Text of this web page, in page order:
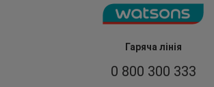
Гаряча лінія
0 800 300 333